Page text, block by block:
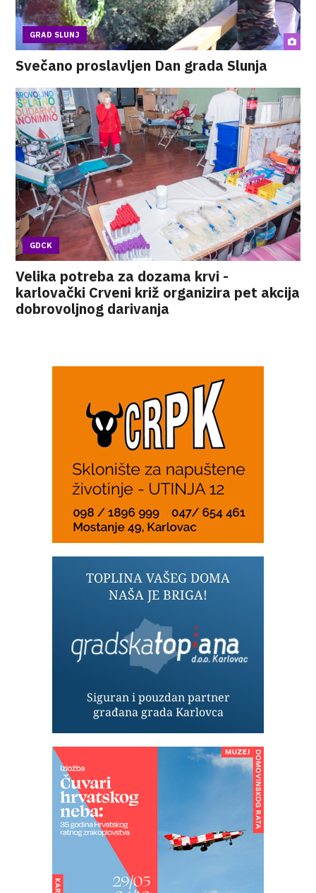
GRAD SLUNJ
Svečano proslavljen Dan grada Slunja
GDCK
Velika potreba za dozama krvi -
karlovački Crveni križ organizira pet akcija
dobrovoljnog darivanja